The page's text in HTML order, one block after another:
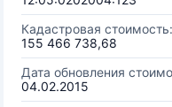
Кадастровая стоимость:
155 466 738,68
Дата обновления
04.02.2015